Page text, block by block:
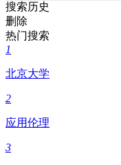
搜索历史
删除
热门搜索
1
北京大学
2
应用伦理
3